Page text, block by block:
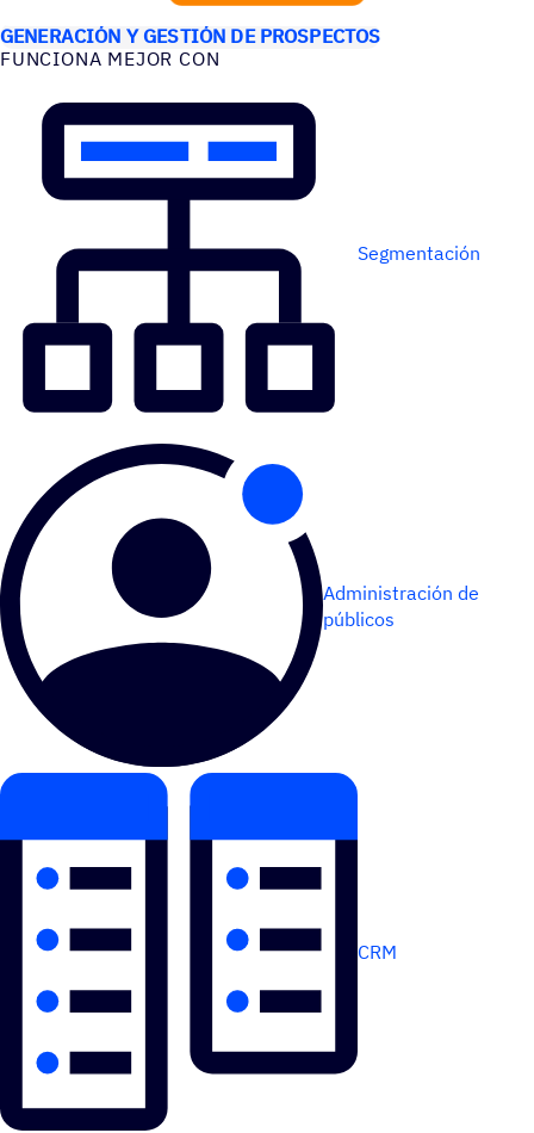
GENERACIÓN Y GESTIÓN DE PROSPECTOS
FUNCIONA MEJOR CON
Segmentación
Administración de
públicos
CRM